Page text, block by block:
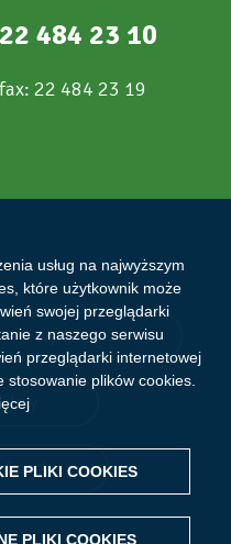
usług na najwyższym
które użytkownik może
swojej przeglądarki
z naszego serwisu
przeglądarki internetowej
plików cookies.
PLIKI COOKIES
PLIKI COOKIES
22 484 23 10
fax: 22 484 23 19
Wydarzenia
Sport